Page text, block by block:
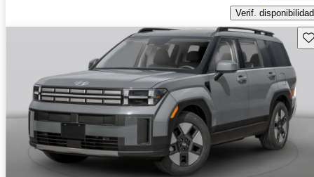
Verif. disponibilidad